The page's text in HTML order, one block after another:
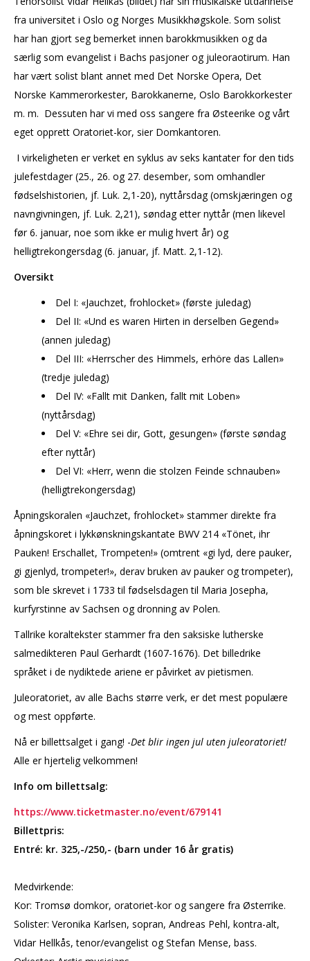
fra universitet i Oslo og Norges Musikkhøgskole. Som solist
har han gjort seg bemerket innen barokkmusikken og da
særlig som evangelist i Bachs pasjoner og juleoraotirum. Han
har vært solist blant annet med Det Norske Opera, Det
Norske Kammerorkester, Barokkanerne, Oslo Barokkorkester
m. m. Dessuten har vi med oss sangere fra Østeerike og vårt
eget opprett Oratoriet-kor, sier Domkantoren.
I virkeligheten er verket en syklus av seks kantater for den tids
julefestdager (25., 26. og 27. desember, som omhandler
fødselshistorien, jf. Luk. 2,1-20), nyttårsdag (omskjæringen og
navngivningen, jf. Luk. 2,21), søndag etter nyttår (men likevel
før 6. januar, noe som ikke er mulig hvert år) og
helligtrekongersdag (6. januar, jf. Matt. 2,1-12).
Oversikt
Del I: «Jauchzet, frohlocket» (første juledag)
Del II: «Und es waren Hirten in derselben Gegend»
(annen juledag)
Del III: «Herrscher des Himmels, erhöre das Lallen»
(tredje juledag)
Del IV: «Fallt mit Danken, fallt mit Loben»
(nyttårsdag)
Del V: «Ehre sei dir, Gott, gesungen» (første søndag
efter nyttår)
Del VI: «Herr, wenn die stolzen Feinde schnauben»
(helligtrekongersdag)
Åpningskoralen «Jauchzet, frohlocket» stammer direkte fra
åpningskoret i lykkønskningskantate BWV 214 «Tönet, ihr
Pauken! Erschallet, Trompeten!» (omtrent «gi lyd, dere pauker,
gi gjenlyd, trompeter!», derav bruken av pauker og trompeter),
som ble skrevet i 1733 til fødselsdagen til Maria Josepha,
kurfyrstinne av Sachsen og dronning av Polen.
Tallrike koraltekster stammer fra den saksiske lutherske
salmedikteren Paul Gerhardt (1607-1676). Det billedrike
språket i de nydiktede ariene er påvirket av pietismen.
Juleoratoriet, av alle Bachs større verk, er det mest populære
og mest oppførte.
Nå er billettsalget i gang! -Det blir ingen jul uten juleoratoriet!
Alle er hjertelig velkommen!
Info om billettsalg:
https://www.ticketmaster.no/event/679141
Billettpris:
Entré: kr. 325,-/250,- (barn under 16 år gratis)
Medvirkende:
Kor: Tromsø domkor, oratoriet-kor og sangere fra Østerrike.
Solister: Veronika Karlsen, sopran, Andreas Pehl, kontra-alt,
Vidar Hellkås, tenor/evangelist og Stefan Mense, bass.